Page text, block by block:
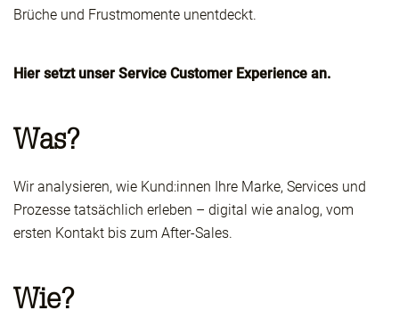
Brüche und Frustmomente unentdeckt.
Hier setzt unser Service Customer Experience an.
Was?
Wir analysieren, wie Kund:innen Ihre Marke, Services und
Prozesse tatsächlich erleben – digital wie analog, vom
ersten Kontakt bis zum After-Sales.
Wie?